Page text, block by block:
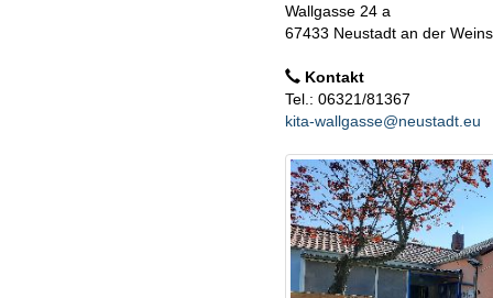
Wallgasse 24 a
67433 Neustadt an der
Kontakt
Tel.: 06321/81367
kita-wallgasse@neustadt.eu